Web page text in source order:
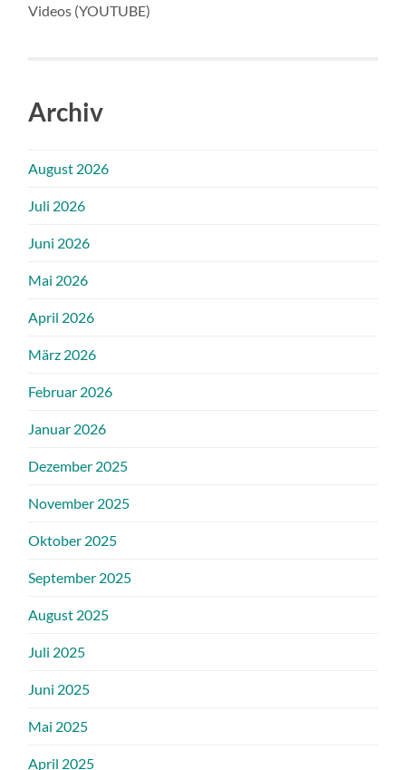
Videos (YOUTUBE)
Archiv
August 2026
Juli 2026
Juni 2026
Mai 2026
April 2026
März 2026
Februar 2026
Januar 2026
Dezember 2025
November 2025
Oktober 2025
September 2025
August 2025
Juli 2025
Juni 2025
Mai 2025
April 2025